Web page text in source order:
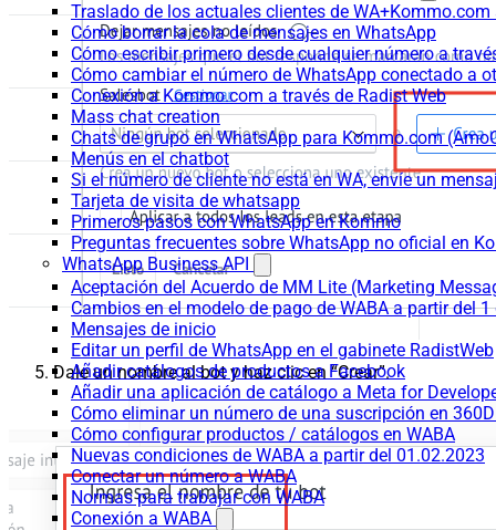
Traslado de los actuales clientes de
Cómo borrar la cola de mensajes en WhatsApp
Cómo escribir primero desde cualquier número a
Cómo cambiar el número de WhatsApp conectado a
Conexión a Kommo.com a través de Radist Web
Mass chat creation
Chats de grupo en WhatsApp para Kommo.com
Menús en el chatbot
Si el número de cliente no está en WA, envíe un
Tarjeta de visita de whatsapp
Primeros pasos con WhatsApp en Kommo
Preguntas frecuentes sobre WhatsApp no oficial en
WhatsApp Business API
Aceptación del Acuerdo de MM Lite (Marketing
Cambios en el modelo de pago de WABA a partir del
Mensajes de inicio
Editar un perfil de WhatsApp en el gabinete RadistWeb
Añadir catálogos de productos a Facebook
Añadir una aplicación de catálogo a Meta for
Cómo eliminar un número de una suscripción en
Cómo configurar productos / catálogos en WABA
Nuevas condiciones de WABA a partir del 01.02.2023
Conectar un número a WABA
Normas para trabajar con WABA
Conexión a WABA
Dale un nombre al bot y haz clic en “Crear”.